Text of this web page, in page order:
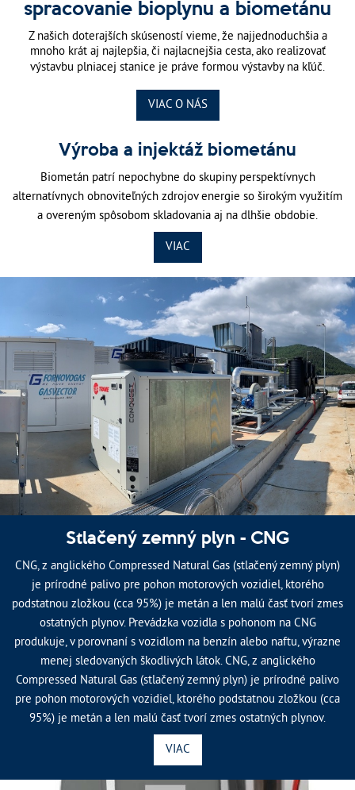
spracovanie bioplynu a biometánu
Z našich doterajších skúseností vieme, že najjednoduchšia a
mnoho krát aj najlepšia, či najlacnejšia cesta, ako realizovať
výstavbu plniacej stanice je práve formou výstavby na kľúč.
VIAC O NÁS
Výroba a injektáž biometánu
Biometán patrí nepochybne do skupiny perspektívnych
alternatívnych obnoviteľných zdrojov energie so širokým využitím
a overeným spôsobom skladovania aj na dlhšie obdobie.
VIAC
Stlačený zemný plyn - CNG
CNG, z anglického Compressed Natural Gas (stlačený zemný plyn)
je prírodné palivo pre pohon motorových vozidiel, ktorého
podstatnou zložkou (cca 95%) je metán a len malú časť tvorí zmes
ostatných plynov. Prevádzka vozidla s pohonom na CNG
produkuje, v porovnaní s vozidlom na benzín alebo naftu, výrazne
menej sledovaných škodlivých látok. CNG, z anglického
Compressed Natural Gas (stlačený zemný plyn) je prírodné palivo
pre pohon motorových vozidiel, ktorého podstatnou zložkou (cca
95%) je metán a len malú časť tvorí zmes ostatných plynov.
VIAC